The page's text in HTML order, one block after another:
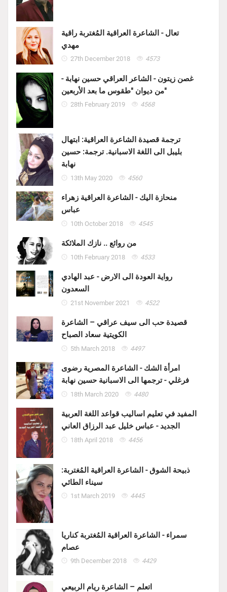
تعال - الشاعرة العراقية المُغتربة راقية
مهدي
27th December 2018 4573
غصن زيتون - الشاعر العراقي حسين نهابة -
من ديوان "طقوس ما بعد الأربعين"
28th February 2019 4568
ترجمة قصيدة الشاعرة العراقية: ابتهال
بليبل الى اللغة الاسبانية. ترجمة: حسين
نهابة
13th May 2020 4560
منحازة اليك - الشاعرة العراقية زهراء
عباس
10th October 2018 4545
من روائع .. نازك الملائكة
10th February 2018 4533
رواية العودة الى الارض - عبد الهادي
السعدون
21st November 2021 4522
قصيدة حب الى سيف عراقي – الشاعرة
الكويتية سعاد الصباح
5th March 2018 4497
امرأة الشك - الشاعرة المصرية رضوى
فرغلي - ترجمها الى الاسبانية حسين نهابة
18th March 2020 4480
المفيد في تعليم اساليب قواعد اللغة العربية
الجديد - عباس خليل عبد الرزاق العاني
18th April 2018 4456
ذبيحة الشوق - الشاعرة العراقية المُغتربة:
سيناء الطائي
1st March 2019 4445
سمراء - الشاعرة العراقية المُغتربة كناريا
عصام
9th December 2018 4429
اتعلم – الشاعرة ريام الربيعي